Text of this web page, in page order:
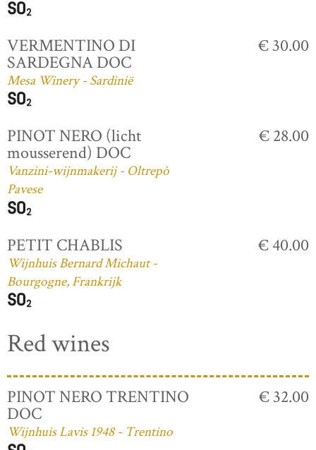
VERMENTINO DI
SARDEGNA DOC
Mesa Winery - Sardinië
€ 30.00
PINOT NERO (licht
mousserend) DOC
Vanzini-wijnmakerij - Oltrepò
Pavese
€ 28.00
PETIT CHABLIS
Wijnhuis Bernard Michaut -
Bourgogne, Frankrijk
€ 40.00
Red wines
PINOT NERO TRENTINO
DOC
Wijnhuis Lavis 1948 - Trentino
€ 32.00